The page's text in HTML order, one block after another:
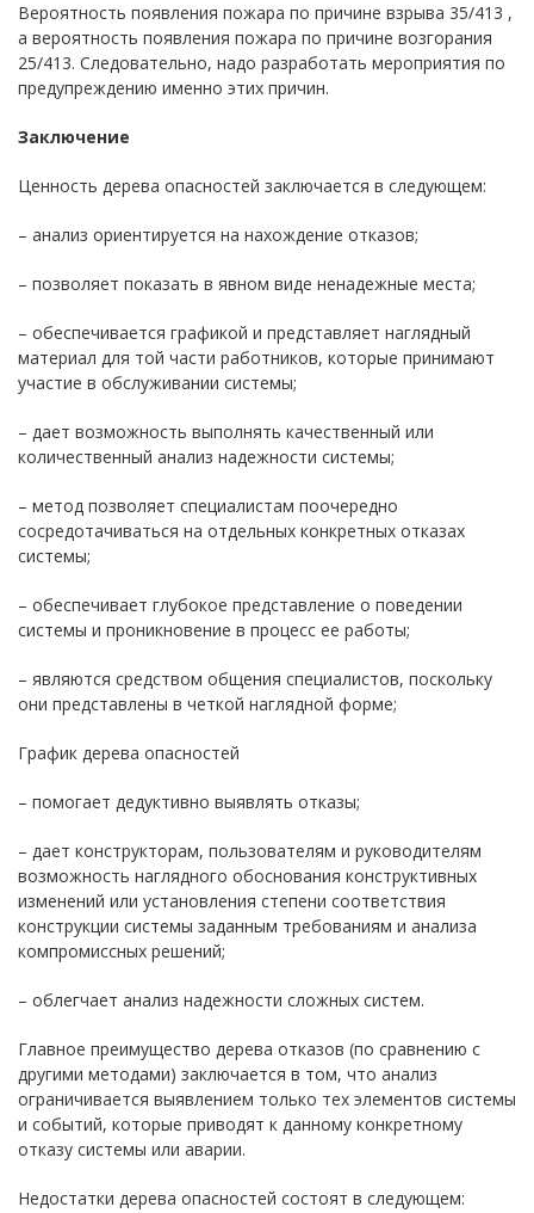
Вероятность появления пожара по причине взрыва 35/413 ,
а вероятность появления пожара по причине возгорания
25/413. Следовательно, надо разработать мероприятия по
предупреждению именно этих причин.
Заключение
Ценность дерева опасностей заключается в следующем:
– анализ ориентируется на нахождение отказов;
– позволяет показать в явном виде ненадежные места;
– обеспечивается графикой и представляет наглядный
материал для той части работников, которые принимают
участие в обслуживании системы;
– дает возможность выполнять качественный или
количественный анализ надежности системы;
– метод позволяет специалистам поочередно
сосредотачиваться на отдельных конкретных отказах
системы;
– обеспечивает глубокое представление о поведении
системы и проникновение в процесс ее работы;
– являются средством общения специалистов, поскольку
они представлены в четкой наглядной форме;
График дерева опасностей
– помогает дедуктивно выявлять отказы;
– дает конструкторам, пользователям и руководителям
возможность наглядного обоснования конструктивных
изменений или установления степени соответствия
конструкции системы заданным требованиям и анализа
компромиссных решений;
– облегчает анализ надежности сложных систем.
Главное преимущество дерева отказов (по сравнению с
другими методами) заключается в том, что анализ
ограничивается выявлением только тех элементов системы
и событий, которые приводят к данному конкретному
отказу системы или аварии.
Недостатки дерева опасностей состоят в следующем: